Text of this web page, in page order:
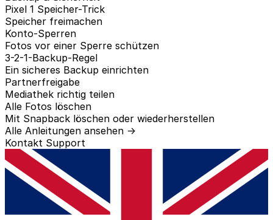
Pixel 1 Speicher-Trick
Speicher freimachen
Konto-Sperren
Fotos vor einer Sperre schützen
3-2-1-Backup-Regel
Ein sicheres Backup einrichten
Partnerfreigabe
Mediathek richtig teilen
Alle Fotos löschen
Mit Snapback löschen oder wiederherstellen
Alle Anleitungen ansehen →
Kontakt Support